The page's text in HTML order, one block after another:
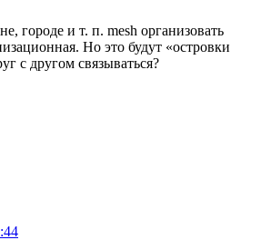
городе и т. п. mesh организовать
Но это будут «островки
с другом связываться?